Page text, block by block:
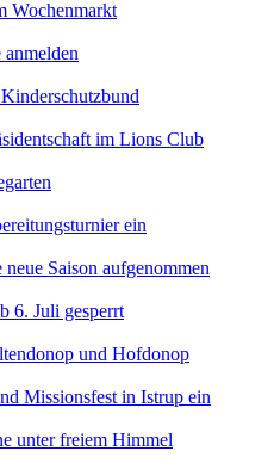
Wochenmarkt
im Lions Club
ein
Saison aufgenommen
6. Juli gesperrt
und Hofdonop
Missionsfest in Istrup ein
unter freiem Himmel